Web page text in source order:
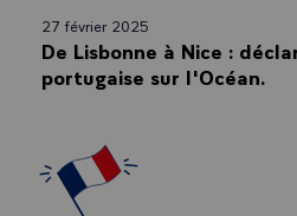
27 février 2025
De Lisbonne à Nice :
portugaise sur l'Océan.